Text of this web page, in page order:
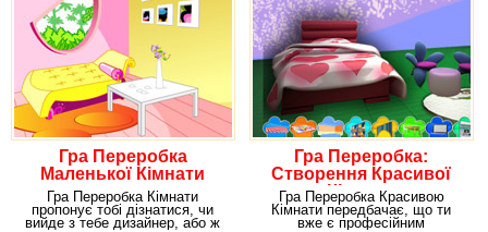
Гра Переробка
Маленької Кімнати
Гра Переробка Кімнати
пропонує тобі дізнатися, чи
вийде з тебе дизайнер, або ж
Гра Переробка:
Створення Красивої
Кімнати
Гра Переробка Красивою
Кімнати передбачає, що ти
вже є професійним